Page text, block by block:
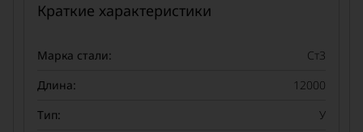
Краткие характеристики
Марка стали:
Ст3
Длина:
12000
Тип:
У